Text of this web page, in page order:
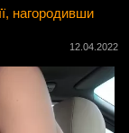
нагородивши
12.04.2022